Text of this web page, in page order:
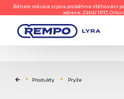
Během měsíce srpna proběhne stěhování
adrese: Zátiší 1017,
Produkty Pryže